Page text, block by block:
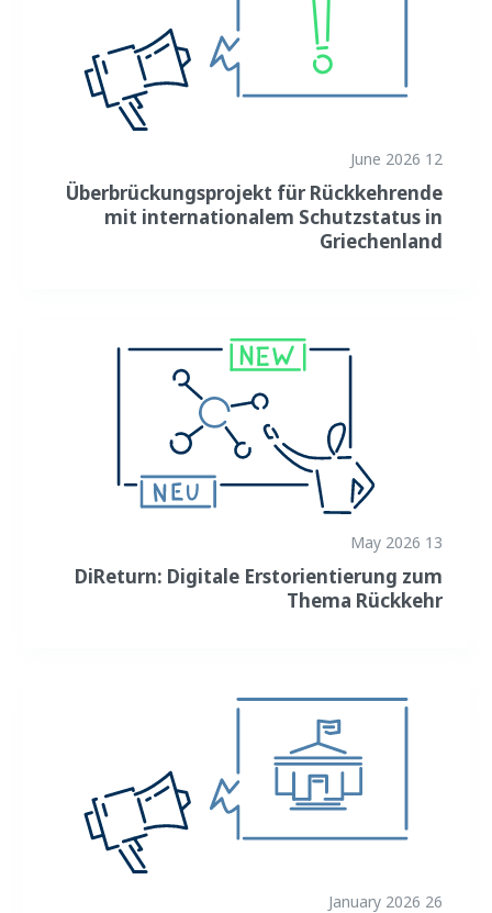
د فدرالي ایالتونو برنامې
12 June 2026
Überbrückungsprojekt für Rückkehrende
mit internationalem Schutzstatus in
Griechenland
13 May 2026
DiReturn: Digitale Erstorientierung zum
Thema Rückkehr
26 January 2026